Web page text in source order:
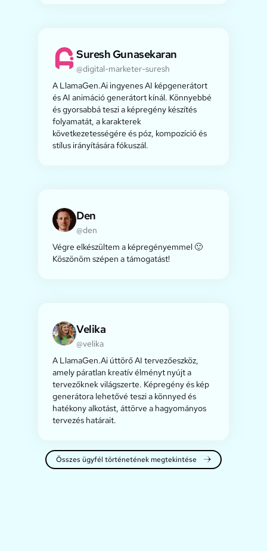
Suresh Gunasekaran
@digital-marketer-suresh
A LlamaGen.Ai ingyenes AI képgenerátort
és AI animáció generátort kínál. Könnyebbé
és gyorsabbá teszi a képregény készítés
folyamatát, a karakterek
következetességére és póz, kompozíció és
stílus irányítására fókuszál.
Den
@den
Végre elkészültem a képregényemmel 🙂
Köszönöm szépen a támogatást!
Velika
@velika
A LlamaGen.Ai úttörő AI tervezőeszköz,
amely páratlan kreatív élményt nyújt a
tervezőknek világszerte. Képregény és kép
generátora lehetővé teszi a könnyed és
hatékony alkotást, áttörve a hagyományos
tervezés határait.
Összes ügyfél történetének megtekintése